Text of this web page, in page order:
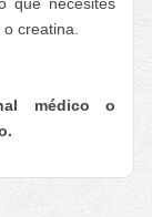
creatina.
médico o